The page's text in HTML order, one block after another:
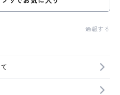
通報する